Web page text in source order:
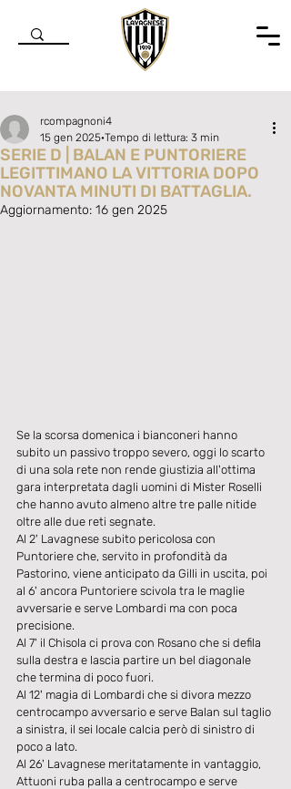
SERIE D | BALAN E PUNTORIERE
LEGITTIMANO LA VITTORIA DOPO
NOVANTA MINUTI DI BATTAGLIA.
rcompagnoni4
15 gen 2025 Tempo di lettura: 3 min
Aggiornamento: 16 gen 2025
Se la scorsa domenica i bianconeri hanno
subito un passivo troppo severo, oggi lo scarto
di una sola rete non rende giustizia all'ottima
gara interpretata dagli uomini di Mister Roselli
che hanno avuto almeno altre tre palle nitide
oltre alle due reti segnate.
Al 2' Lavagnese subito pericolosa con
Puntoriere che, servito in profondità da
Pastorino, viene anticipato da Gilli in uscita, poi
al 6' ancora Puntoriere scivola tra le maglie
avversarie e serve Lombardi ma con poca
precisione.
Al 7' il Chisola ci prova con Rosano che si defila
sulla destra e lascia partire un bel diagonale
che termina di poco fuori.
Al 12' magia di Lombardi che si divora mezzo
centrocampo avversario e serve Balan sul taglio
a sinistra, il sei locale calcia però di sinistro di
poco a lato.
Al 26' Lavagnese meritatamente in vantaggio,
Attuoni ruba palla a centrocampo e serve